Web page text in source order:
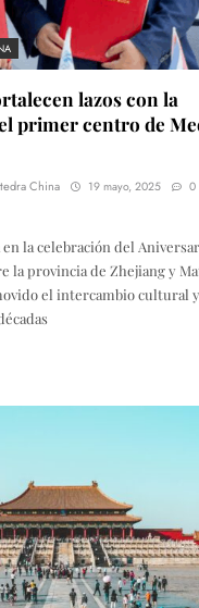
lazos con la
primer centro de
China 19 mayo, 2025 0
la celebración del
la provincia de Zhejiang y
el intercambio cultural